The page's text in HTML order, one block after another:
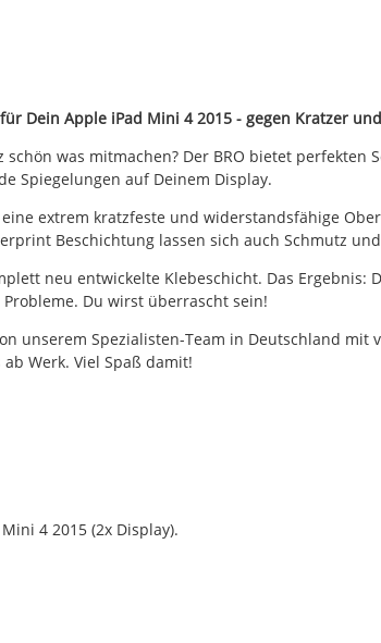
Dein Apple iPad Mini 4 2015 - gegen Kratzer
was mitmachen? Der BRO bietet
Spiegelungen auf Deinem Display.
extrem kratzfeste und widerstandsfähige
Beschichtung lassen sich auch Schmutz
neu entwickelte Klebeschicht. Das Ergebnis:
Du wirst überrascht sein!
unserem Spezialisten-Team in Deutschland mit
Werk. Viel Spaß damit!
4 2015 (2x Display).